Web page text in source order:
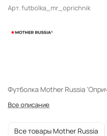
Арт.futbolka_mr_oprichnik
Футболка Mother Russia
Все описание
Все товары Mother Russia